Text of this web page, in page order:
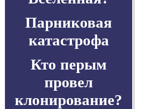
Парниковая
катастрофа
Кто перым
провел
клонирование?